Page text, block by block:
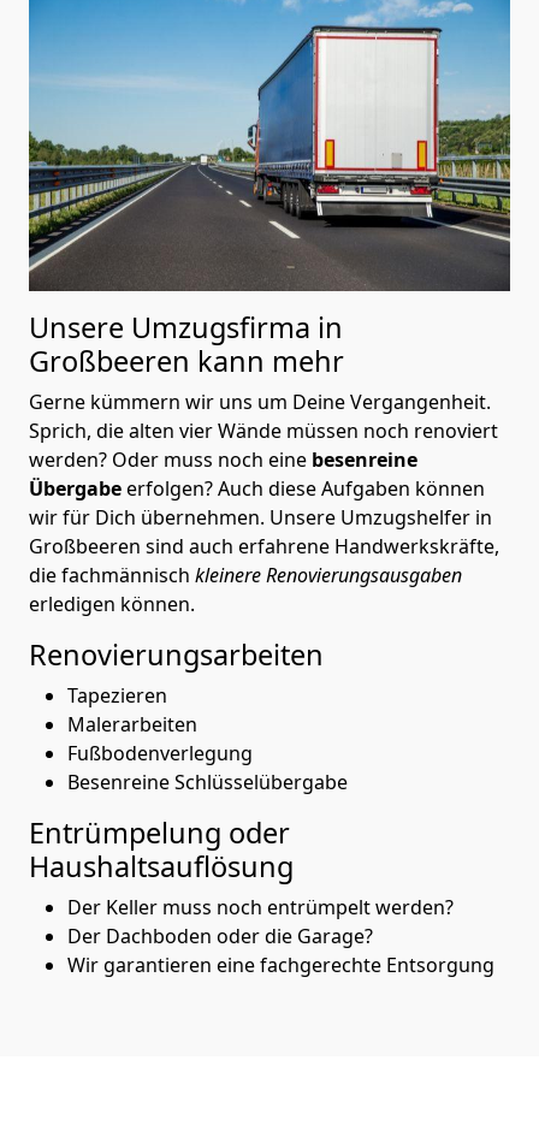
Unsere Umzugsfirma in
Großbeeren kann mehr
Gerne kümmern wir uns um Deine Vergangenheit.
Sprich, die alten vier Wände müssen noch renoviert
werden? Oder muss noch eine besenreine
Übergabeerfolgen? Auch diese Aufgaben können
wir für Dich übernehmen. Unsere Umzugshelfer in
Großbeeren sind auch erfahrene Handwerkskräfte,
die fachmännisch kleinere Renovierungsausgaben
erledigen können.
Renovierungsarbeiten
Tapezieren
Malerarbeiten
Fußbodenverlegung
Besenreine Schlüsselübergabe
Entrümpelung oder
Haushaltsauflösung
Der Keller muss noch entrümpelt werden?
Der Dachboden oder die Garage?
Wir garantieren eine fachgerechte Entsorgung